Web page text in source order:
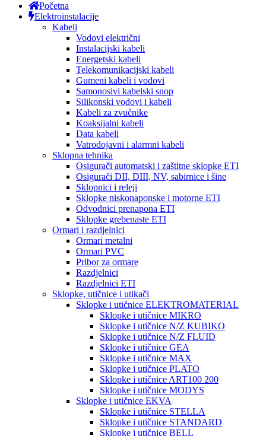
Početna
Elektroinstalacije
Kabeli
Vodovi električni
Instalacijski kabeli
Energetski kabeli
Telekomunikacijski kabeli
Gumeni kabeli i vodovi
Samonosivi kabelski snop
Silikonski vodovi i kabeli
Kabeli za zvučnike
Koaksijalni kabeli
Data kabeli
Vatrodojavni i alarmni kabeli
Sklopna tehnika
Osigurači automatski i zaštitne sklopke ETI
Osigurači DII, DIII, NV, sabirnice i šine
Sklopnici i releji
Sklopke niskonaponske i motorne ETI
Odvodnici prenapona ETI
Sklopke grebenaste ETI
Ormari i razdjelnici
Ormari metalni
Ormari PVC
Pribor za ormare
Razdjelnici
Razdjelnici ETI
Sklopke, utičnice i utikači
Sklopke i utičnice ELEKTROMATERIAL
Sklopke i utičnice MIKRO
Sklopke i utičnice N/Z KUBIKO
Sklopke i utičnice N/Z FLUID
Sklopke i utičnice GEA
Sklopke i utičnice MAX
Sklopke i utičnice PLATO
Sklopke i utičnice ART100 200
Sklopke i utičnice MODYS
Sklopke i utičnice EKVA
Sklopke i utičnice STELLA
Sklopke i utičnice STANDARD
Sklopke i utičnice BELL